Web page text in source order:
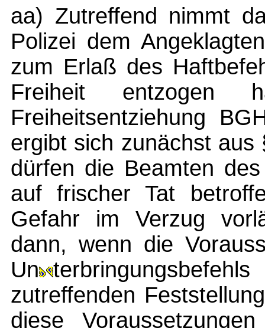
aa) Zutreffend nimmt
Polizei dem
zum Erlaß des
Freiheit
Freiheitsentziehung
ergibt sich zunächst
dürfen die Beamten
auf frischer Tat
Gefahr im Verzug
dann, wenn die
Un
zutreffenden
diese